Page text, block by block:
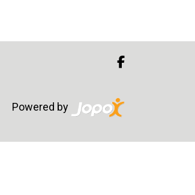
Powered by